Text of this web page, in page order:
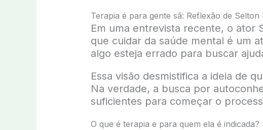
Terapia é para gente sã: Reflexão de Selton
Em uma entrevista recente, o ator
que cuidar da saúde mental é um
algo esteja errado para buscar
Essa visão desmistifica a ideia de
Na verdade, a busca por
suficientes para começar o
O que é terapia e para quem ela é indicada?